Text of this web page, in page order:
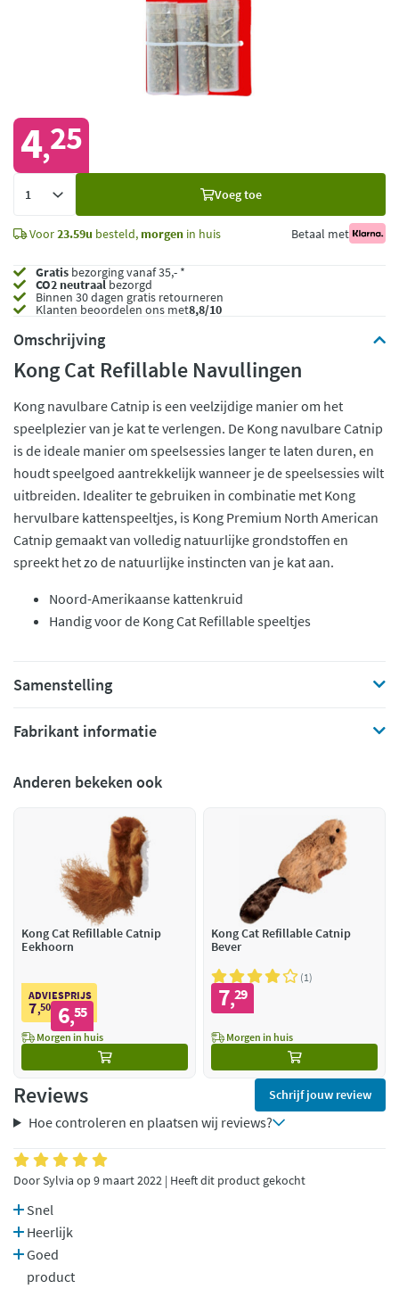
4,25
Voeg toe
Voor23.59u besteld, morgen in huis Betaal met
Gratis bezorging vanaf 35,- *
CO2 neutraalbezorgd
Binnen 30 dagen gratis retourneren
Klanten beoordelen ons met8,8/10
Omschrijving
Kong Cat Refillable Navullingen
Kong navulbare Catnip is een veelzijdige manier om het
speelplezier van je kat te verlengen. De Kong navulbare Catnip
is de ideale manier om speelsessies langer te laten duren, en
houdt speelgoed aantrekkelijk wanneer je de speelsessies wilt
uitbreiden. Idealiter te gebruiken in combinatie met Kong
hervulbare kattenspeeltjes, is Kong Premium North American
Catnip gemaakt van volledig natuurlijke grondstoffen en
spreekt het zo de natuurlijke instincten van je kat aan.
Noord-Amerikaanse kattenkruid
Handig voor de Kong Cat Refillable speeltjes
Samenstelling
Fabrikant informatie
Anderen bekeken ook
Kong Cat Refillable Catnip
Eekhoorn
ADVIESPRIJS
7,50 6,55
Morgen in huis
Kong Cat Refillable Catnip
Bever
1
7,29
Morgen in huis
Reviews Schrijf jouw review
Hoe controleren en plaatsen wij reviews?
Door Sylvia op 9 maart 2022 | Heeft dit product gekocht
Snel
Heerlijk
Goed
product